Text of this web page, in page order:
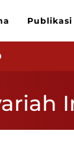
Publikasi